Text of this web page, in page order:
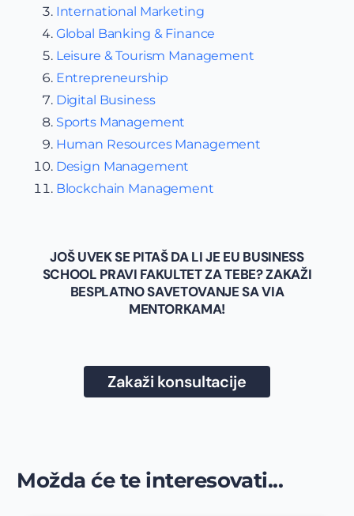
International Marketing
Global Banking & Finance
Leisure & Tourism Management
Entrepreneurship
Digital Business
Sports Management
Human Resources Management
Design Management
Blockchain Management
JOŠ UVEK SE PITAŠ DA LI JE EU BUSINESS
SCHOOL PRAVI FAKULTET ZA TEBE? ZAKAŽI
BESPLATNO SAVETOVANJE SA VIA
MENTORKAMA!
Zakaži konsultacije
Možda će te interesovati...